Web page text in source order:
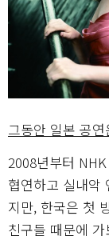
그동안 일본 공
2008년부터
협연하고 실내악
지만, 한국은 첫
친구들 때문에